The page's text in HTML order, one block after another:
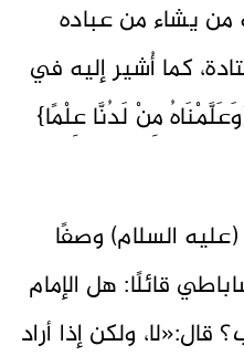
يشاء من عباده
كما أُشير إليه في
مِنْ لَدُنَّا عِلْمًا}
السلام) وصفًا
قائلًا: هل الإمام
ولكن إذا أراد